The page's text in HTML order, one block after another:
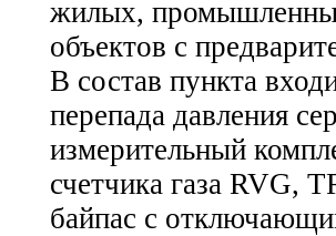
жилых,
объектов с
В состав пункта
перепада давления
измерительный
счетчика газа RVG,
байпас с